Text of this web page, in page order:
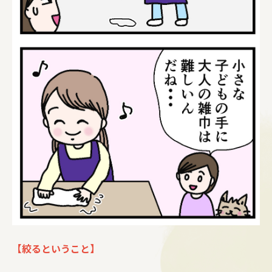
【絞るということ】